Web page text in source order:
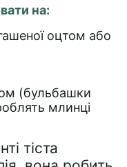
на:
оцтом або
(бульбашки
млинці
тіста